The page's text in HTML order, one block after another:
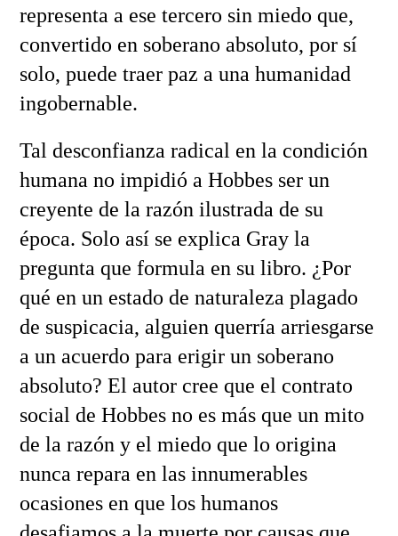
representa a ese tercero sin miedo que,
convertido en soberano absoluto, por sí
solo, puede traer paz a una humanidad
ingobernable.
Tal desconfianza radical en la condición
humana no impidió a Hobbes ser un
creyente de la razón ilustrada de su
época. Solo así se explica Gray la
pregunta que formula en su libro. ¿Por
qué en un estado de naturaleza plagado
de suspicacia, alguien querría arriesgarse
a un acuerdo para erigir un soberano
absoluto? El autor cree que el contrato
social de Hobbes no es más que un mito
de la razón y el miedo que lo origina
nunca repara en las innumerables
ocasiones en que los humanos